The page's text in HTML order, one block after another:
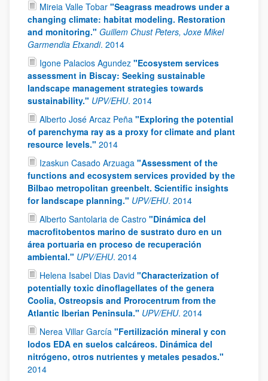
Mireia Valle Tobar "Seagrass meadrows under a
changing climate: habitat modeling. Restoration
and monitoring." Guillem Chust Peters, Joxe Mikel
Garmendia Etxandi. 2014
Igone Palacios Agundez "Ecosystem services
assessment in Biscay: Seeking sustainable
landscape management strategies towards
sustainability." UPV/EHU. 2014
Alberto José Arcaz Peña "Exploring the potential
of parenchyma ray as a proxy for climate and plant
resource levels." 2014
Izaskun Casado Arzuaga "Assessment of the
functions and ecosystem services provided by the
Bilbao metropolitan greenbelt. Scientific insights
for landscape planning." UPV/EHU. 2014
Alberto Santolaria de Castro "Dinámica del
macrofitobentos marino de sustrato duro en un
área portuaria en proceso de recuperación
ambiental." UPV/EHU. 2014
Helena Isabel Dias David "Characterization of
potentially toxic dinoflagellates of the genera
Coolia, Ostreopsis and Prorocentrum from the
Atlantic Iberian Peninsula." UPV/EHU. 2014
Nerea Villar García "Fertilización mineral y con
lodos EDA en suelos calcáreos. Dinámica del
nitrógeno, otros nutrientes y metales pesados."
2014